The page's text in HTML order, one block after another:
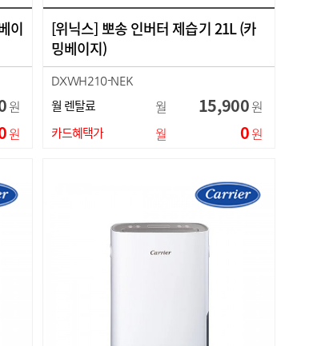
이
원
원
[위닉스] 뽀송 인버터 제습기 21L (카
밍베이지)
DXWH210-NEK
월 렌탈료 월 15,900원
카드혜택가 월 0원